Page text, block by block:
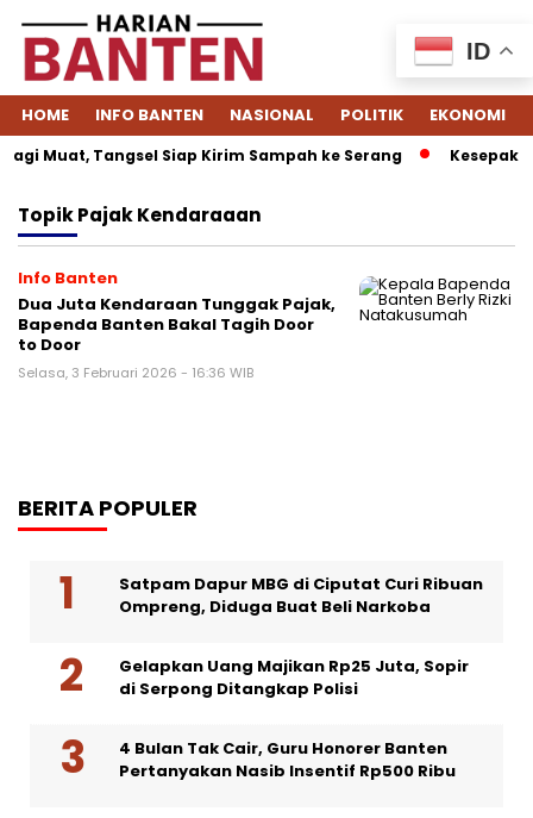
HOME INFO BANTEN NASIONAL POLITIK EKONOMI
Muat, Tangsel Siap Kirim Sampah ke Serang
TopikPajak Kendaraaan
Info Banten
Dua Juta Kendaraan Tunggak Pajak,
Bapenda Banten Bakal Tagih Door
to Door
Selasa, 3 Februari 2026 - 16:36 WIB
BERITA POPULER
Satpam Dapur MBG di Ciputat Curi Ribuan
Ompreng, Diduga Buat Beli Narkoba
Gelapkan Uang Majikan Rp25 Juta, Sopir
di Serpong Ditangkap Polisi
4 Bulan Tak Cair, Guru Honorer Banten
Pertanyakan Nasib Insentif Rp500 Ribu
ID